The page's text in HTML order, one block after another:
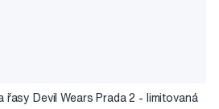
řasy Devil Wears Prada 2 - limitovaná